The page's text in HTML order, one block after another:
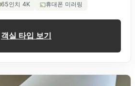
65인치 4K 휴대폰 미러링
객실 타입 보기